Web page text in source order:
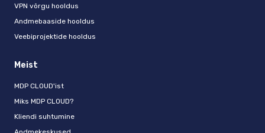
VPN võrgu hooldus
Andmebaaside hooldus
Veebiprojektide hooldus
Meist
MDP CLOUD'ist
Miks MDP CLOUD?
Kliendi suhtumine